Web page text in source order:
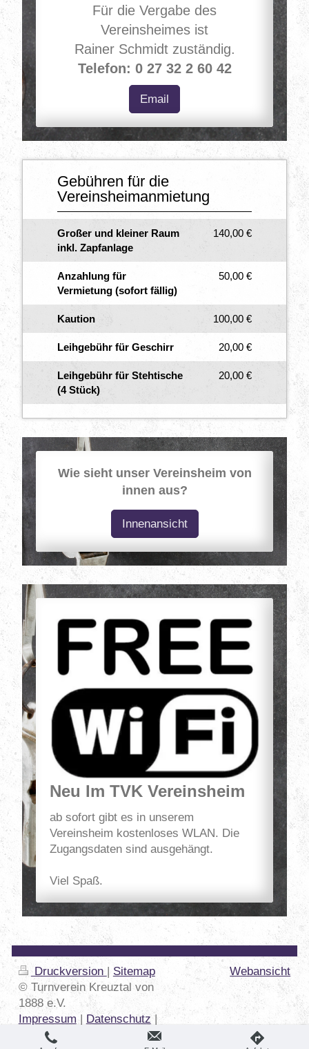
Für die Vergabe des
Vereinsheimes ist
Rainer Schmidt zuständig.
Telefon: 0 27 32 2 60 42
Email
Gebühren für die
Vereinsheimanmietung
Großer und kleiner Raum
inkl. Zapfanlage
140,00 €
Anzahlung für
Vermietung (sofort fällig)
50,00 €
Kaution 100,00 €
Leihgebühr für Geschirr 20,00 €
Leihgebühr für Stehtische
(4 Stück)
20,00 €
Wie sieht unser Vereinsheim von
innen aus?
Innenansicht
Neu Im TVK Vereinsheim
ab sofort gibt es in unserem
Vereinsheim kostenloses WLAN. Die
Zugangsdaten sind ausgehängt.
Viel Spaß.
Druckversion
Sitemap
© Turnverein Kreuztal von
1888 e.V.
Impressum
Datenschutz
Vereinsheimbelegung
VBV
Webansicht